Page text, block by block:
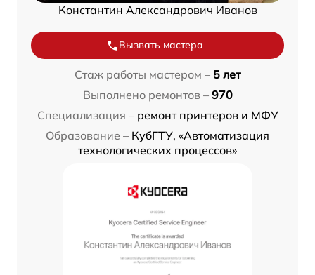
Константин Александрович Иванов
Вызвать мастера
Стаж работы мастером – 5 лет
Выполнено ремонтов – 970
Специализация – ремонт принтеров и МФУ
Образование – КубГТУ, «Автоматизация
технологических процессов»